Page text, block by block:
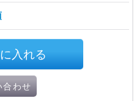
入れる
合わせ